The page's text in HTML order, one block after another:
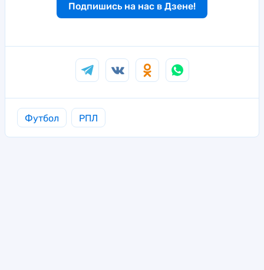
Подпишись на нас в Дзене!
Футбол РПЛ